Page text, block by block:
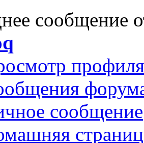
сообщение
профиля
сообщение